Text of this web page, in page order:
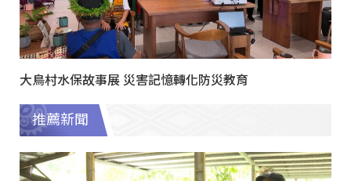
大鳥村水保故事展 災害記憶轉化防災教育
推薦新聞